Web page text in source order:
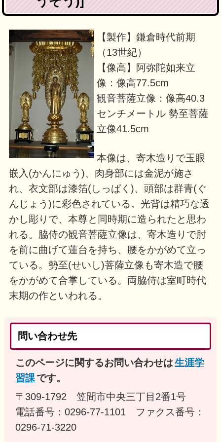
【製作】鎌倉時代前期
（13世紀）
【像高】阿弥陀如来立
像：像高77.5cm
観音菩薩立像：像高40.3
センチメートル 勢至菩薩
立像41.5cm
本像は、寄木造りで玉眼
嵌入(かんにゅう)、肉身部には金泥が施さ
れ、衣文部は漆箔(しっぱく)、頭部は群青(ぐ
んじょう)に彩色されている。光背は精巧な透
かし彫りで、本尊と同時期に造られたと思わ
れる。脇侍の観音菩薩立像は、寄木造りで肘
を前に曲げて蓮台を持ち、腰をかがめて立っ
ている。勢至(せいし)菩薩立像も寄木造で腰
をかがめて合掌している。両脇侍は室町時代
末期の作といわれる。
問い合わせ先
このページに関するお問い合わせは生涯学
習課です。
〒309-1792 笠間市中央三丁目2番1号
電話番号：0296-77-1101 ファクス番号：
0296-71-3220